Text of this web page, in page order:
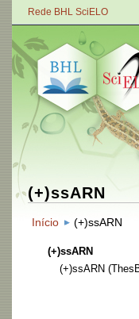
Rede BHL SciELO
(+)ssARN
Início (+)ssARN
(+)ssARN
(+)ssARN